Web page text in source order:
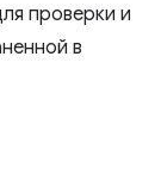
проверки и
в